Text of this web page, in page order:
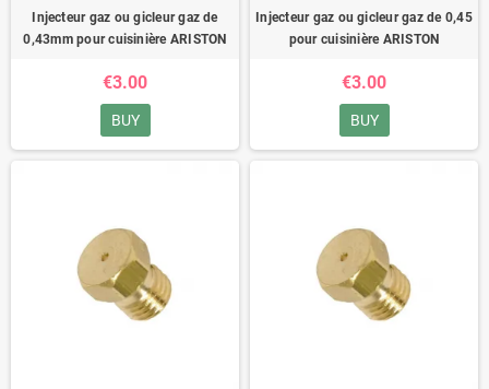
Injecteur gaz ou gicleur gaz de
0,43mm pour cuisinière ARISTON
€3.00
BUY
Injecteur gaz ou gicleur gaz de 0,45
pour cuisinière ARISTON
€3.00
BUY